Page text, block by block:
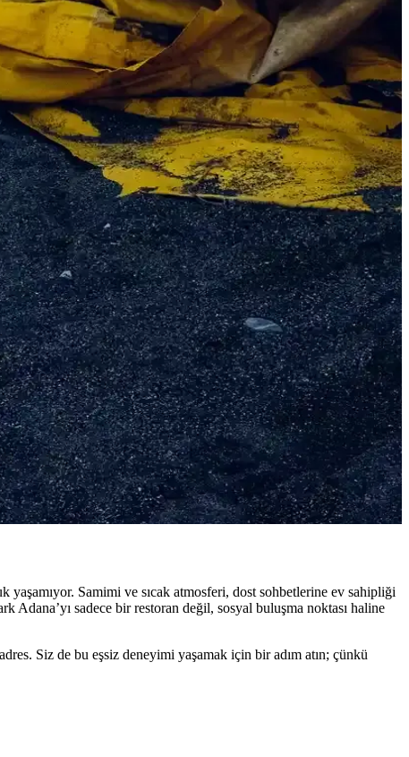
kalitesinde kebap hazırlayabilirsiniz.
kalitesinde lezzet yakalayın.
mükemmel sonuçlar elde edin.
sağlar.
sağlıklı kebaplar hazırlayabilirsiniz.
mükemmel kebap yapabilirsiniz.
eşsiz aroma ve lezzet sağlar.
yaşamıyor. Samimi ve sıcak atmosferi, dost sohbetlerine ev sahipliği
sadece bir restoran değil, sosyal buluşma noktası haline
Siz de bu eşsiz deneyimi yaşamak için bir adım atın; çünkü